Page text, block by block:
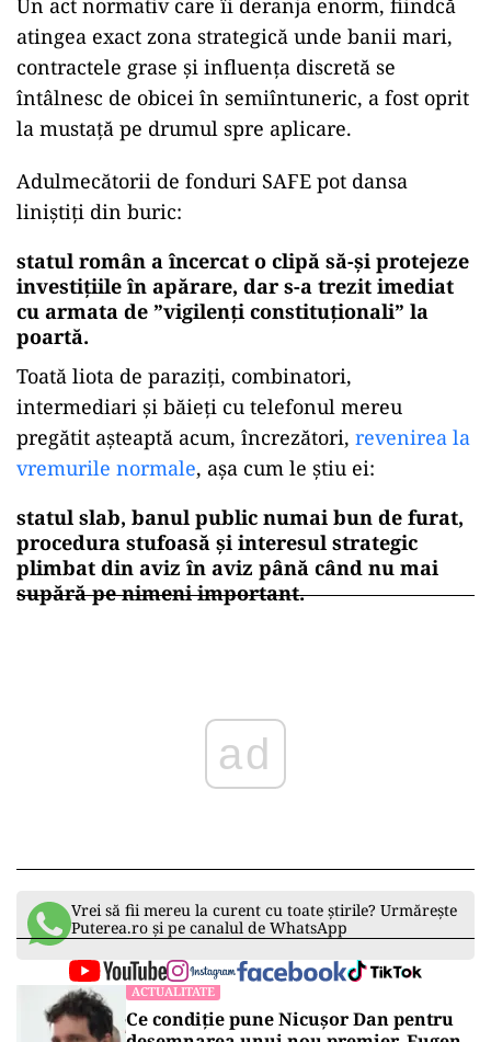
Un act normativ care îi deranja enorm, fiindcă
atingea exact zona strategică unde banii mari,
contractele grase și influența discretă se
întâlnesc de obicei în semiîntuneric, a fost oprit
la mustață pe drumul spre aplicare.
Adulmecătorii de fonduri SAFE pot dansa
liniștiți din buric:
statul român a încercat o clipă să-și protejeze
investițiile în apărare, dar s-a trezit imediat
cu armata de ”vigilenți constituționali” la
poartă.
Toată liota de paraziți, combinatori,
intermediari și băieți cu telefonul mereu
pregătit așteaptă acum, încrezători, revenirea la
vremurile normale, așa cum le știu ei:
statul slab, banul public numai bun de furat,
procedura stufoasă și interesul strategic
plimbat din aviz în aviz până când nu mai
supără pe nimeni important.
ad
Vrei să fii mereu la curent cu toate știrile? Urmărește
Puterea.ro și pe canalul de WhatsApp
ACTUALITATE
Ce condiție pune Nicușor Dan pentru